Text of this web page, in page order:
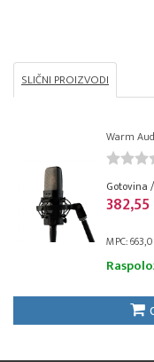
SLIČNI PROIZVODI
Warm
Gotovina
MPC: